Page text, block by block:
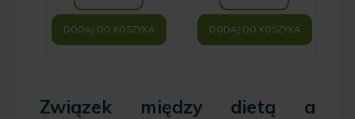
DODAJ DO KOSZYKA DODAJ DO KOSZYKA
Związek między dietą a